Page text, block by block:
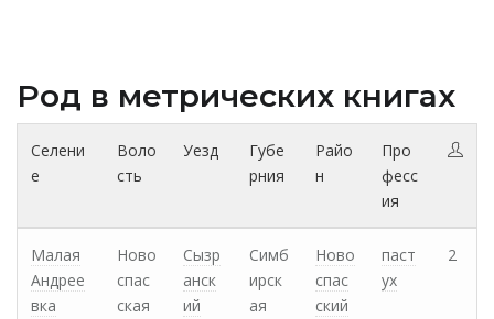
Род в метрических книгах
Селени
е
Воло
сть
Уезд
Губе
рния
Райо
н
Про
фесс
ия
Малая
Андрее
вка
Ново
спас
ская
Сызр
анск
ий
Симб
ирск
ая
Ново
спас
ский
паст
ух
2